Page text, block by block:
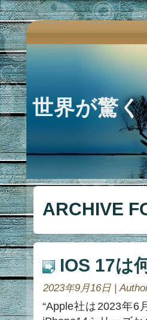
世界が驚
ARCHIVE
IOS 17は
2023年9月16日 |
“Apple社は2023年